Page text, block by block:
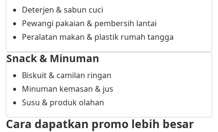
Deterjen & sabun cuci
Pewangi pakaian & pembersih lantai
Peralatan makan & plastik rumah tangga
Snack & Minuman
Biskuit & camilan ringan
Minuman kemasan & jus
Susu & produk olahan
Cara dapatkan promo lebih besar